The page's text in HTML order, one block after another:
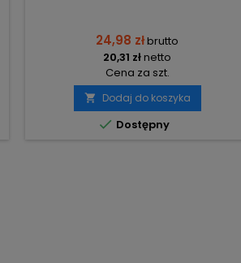
24,98 złbrutto
20,31 złnetto
Cena za szt.
 Dodaj do koszyka
 Dostępny